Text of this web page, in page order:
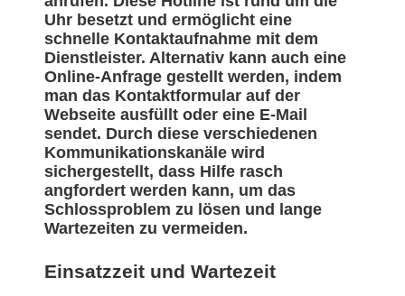
Uhr besetzt und ermöglicht eine
schnelle Kontaktaufnahme mit dem
Dienstleister. Alternativ kann auch eine
Online-Anfrage gestellt werden, indem
man das Kontaktformular auf der
Webseite ausfüllt oder eine E-Mail
sendet. Durch diese verschiedenen
Kommunikationskanäle wird
sichergestellt, dass Hilfe rasch
angfordert werden kann, um das
Schlossproblem zu lösen und lange
Wartezeiten zu vermeiden.
Einsatzzeit und Wartezeit